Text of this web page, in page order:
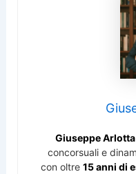
Giuseppe Arlotta
concorsuali e
con oltre 15 anni di